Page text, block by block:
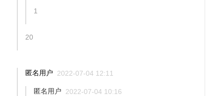
1
20
匿名用户 2022-07-04 12:11
匿名用户 2022-07-04 10:16